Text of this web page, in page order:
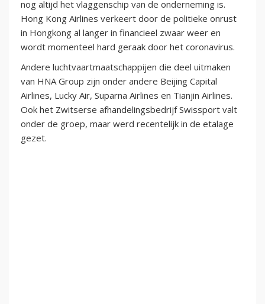
nog altijd het vlaggenschip van de onderneming is.
Hong Kong Airlines verkeert door de politieke onrust
in Hongkong al langer in financieel zwaar weer en
wordt momenteel hard geraak door het coronavirus.
Andere luchtvaartmaatschappijen die deel uitmaken
van HNA Group zijn onder andere Beijing Capital
Airlines, Lucky Air, Suparna Airlines en Tianjin Airlines.
Ook het Zwitserse afhandelingsbedrijf Swissport valt
onder de groep, maar werd recentelijk in de etalage
gezet.